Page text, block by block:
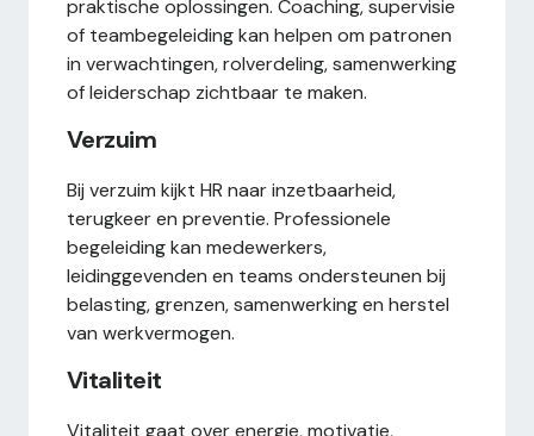
praktische oplossingen. Coaching, supervisie
of teambegeleiding kan helpen om patronen
in verwachtingen, rolverdeling, samenwerking
of leiderschap zichtbaar te maken.
Verzuim
Bij verzuim kijkt HR naar inzetbaarheid,
terugkeer en preventie. Professionele
begeleiding kan medewerkers,
leidinggevenden en teams ondersteunen bij
belasting, grenzen, samenwerking en herstel
van werkvermogen.
Vitaliteit
Vitaliteit gaat over energie, motivatie,